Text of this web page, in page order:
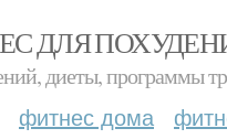
ДЛЯ
диеты, программы
фитнес дома